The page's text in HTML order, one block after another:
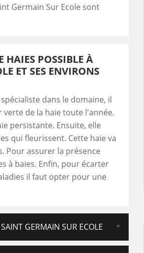
Germain Sur Ecole sont
HAIES POSSIBLE À
ET SES ENVIRONS
dans le domaine, il
de la haie toute l'année.
persistante. Ensuite, elle
qui fleurissent. Cette haie va
Pour assurer la présence
à baies. Enfin, pour écarter
il faut opter pour une
GERMAIN SUR ECOLE